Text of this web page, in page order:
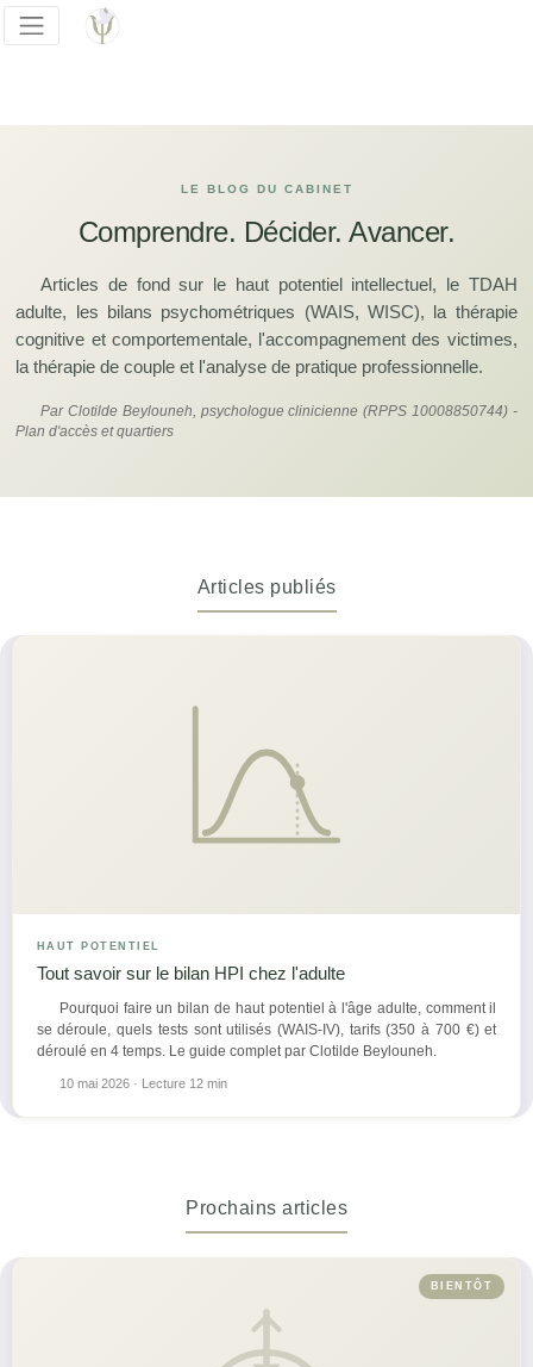
LE BLOG DU CABINET
Comprendre. Décider. Avancer.
Articles de fond sur le haut potentiel intellectuel, le TDAH
adulte, les bilans psychométriques (WAIS, WISC), la thérapie
cognitive et comportementale, l'accompagnement des victimes,
la thérapie de couple et l'analyse de pratique professionnelle.
Par Clotilde Beylouneh, psychologue clinicienne (RPPS 10008850744) -
Plan d'accès et quartiers
Articles publiés
HAUT POTENTIEL
Tout savoir sur le bilan HPI chez l'adulte
Pourquoi faire un bilan de haut potentiel à l'âge adulte, comment il
se déroule, quels tests sont utilisés (WAIS-IV), tarifs (350 à 700 €) et
déroulé en 4 temps. Le guide complet par Clotilde Beylouneh.
10 mai 2026· Lecture 12 min
Prochains articles
BIENTÔT